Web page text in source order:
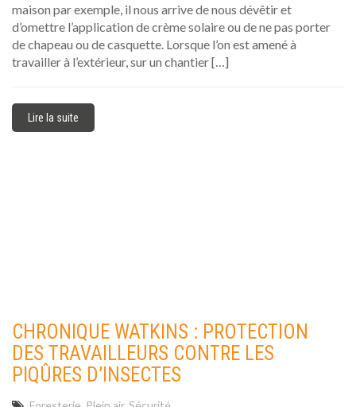
maison par exemple, il nous arrive de nous dévêtir et
d’omettre l’application de crème solaire ou de ne pas porter
de chapeau ou de casquette. Lorsque l’on est amené à
travailler à l’extérieur, sur un chantier […]
Lire la suite
CHRONIQUE WATKINS : PROTECTION
DES TRAVAILLEURS CONTRE LES
PIQÛRES D’INSECTES